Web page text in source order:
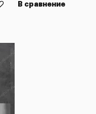
В сравнение